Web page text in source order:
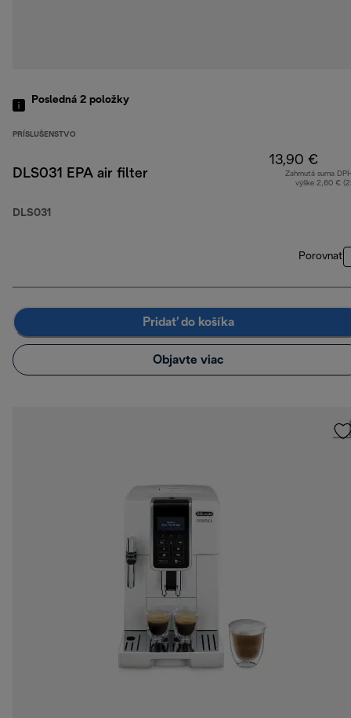
Posledná 2 položky
PRÍSLUŠENSTVO
DLS031 EPA air filter
DLS031
13,90 €
Zahrnutá suma
výške 2,60 €
Porovnať
Pridať do košíka
Objavte viac